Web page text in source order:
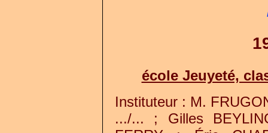
école Jeuyeté,
Instituteur : M.
.../... ; Gilles